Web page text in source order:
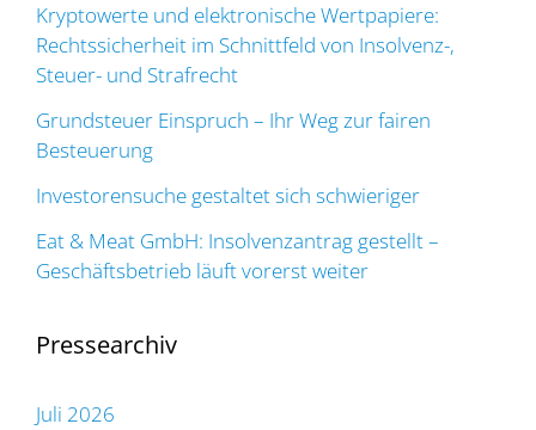
Kryptowerte und elektronische Wertpapiere:
Rechtssicherheit im Schnittfeld von Insolvenz-,
Steuer- und Strafrecht
Grundsteuer Einspruch – Ihr Weg zur fairen
Besteuerung
Investorensuche gestaltet sich schwieriger
Eat & Meat GmbH: Insolvenzantrag gestellt –
Geschäftsbetrieb läuft vorerst weiter
Pressearchiv
Juli 2026